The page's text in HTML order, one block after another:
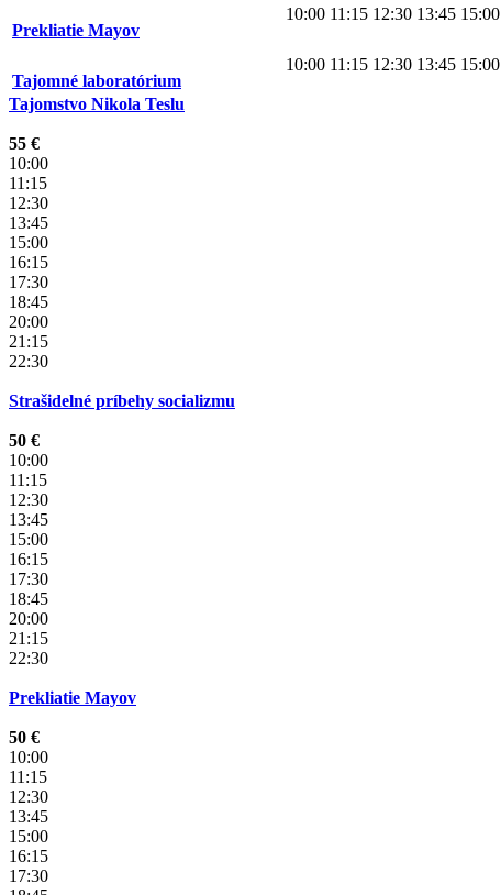
Prekliatie Mayov
10:00 11:15 12:30 13:45 15:00
Tajomné laboratórium
10:00 11:15 12:30 13:45 15:00
Tajomstvo Nikola Teslu
55 €
10:00
11:15
12:30
13:45
15:00
16:15
17:30
18:45
20:00
21:15
22:30
Strašidelné príbehy socializmu
50 €
10:00
11:15
12:30
13:45
15:00
16:15
17:30
18:45
20:00
21:15
22:30
Prekliatie Mayov
50 €
10:00
11:15
12:30
13:45
15:00
16:15
17:30